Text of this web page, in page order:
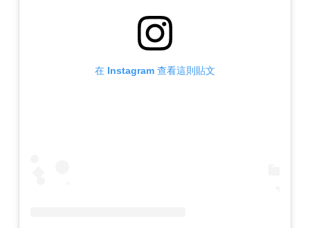
在 Instagram 查看這則貼文